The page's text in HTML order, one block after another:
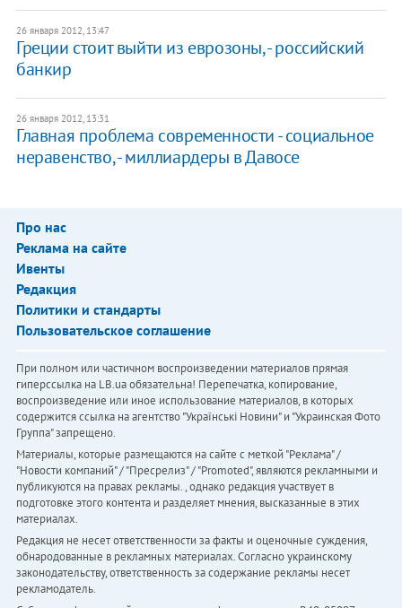
26 января 2012, 13:47
Греции стоит выйти из еврозоны, - российский
банкир
26 января 2012, 13:31
Главная проблема современности - социальное
неравенство, - миллиардеры в Давосе
Про нас
Реклама на сайте
Ивенты
Редакция
Политики и стандарты
Пользовательское соглашение
При полном или частичном воспроизведении материалов прямая
гиперссылка на LB.ua обязательна! Перепечатка, копирование,
воспроизведение или иное использование материалов, в которых
содержится ссылка на агентство "Українськi Новини" и "Украинская Фото
Группа" запрещено.
Материалы, которые размещаются на сайте с меткой "Реклама" /
"Новости компаний" / "Пресрелиз" / "Promoted", являются рекламными и
публикуются на правах рекламы. , однако редакция участвует в
подготовке этого контента и разделяет мнения, высказанные в этих
материалах.
Редакция не несет ответственности за факты и оценочные суждения,
обнародованные в рекламных материалах. Согласно украинскому
законодательству, ответственность за содержание рекламы несет
рекламодатель.